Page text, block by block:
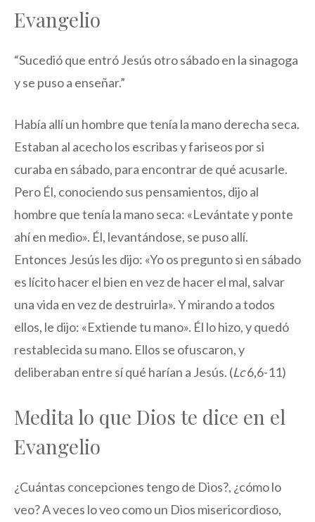
Evangelio
Sucedió que entró Jesús otro sábado en la sinagoga
y se puso a enseñar.
Había allí un hombre que tenía la mano derecha seca.
Estaban al acecho los escribas y fariseos por si
curaba en sábado, para encontrar de qué acusarle.
Pero Él, conociendo sus pensamientos, dijo al
hombre que tenía la mano seca: «Levántate y ponte
ahí en medio». Él, levantándose, se puso allí.
Entonces Jesús les dijo: «Yo os pregunto si en sábado
es lícito hacer el bien en vez de hacer el mal, salvar
una vida en vez de destruirla». Y mirando a todos
ellos, le dijo: «Extiende tu mano». Él lo hizo, y quedó
restablecida su mano. Ellos se ofuscaron, y
deliberaban entre sí qué harían a Jesús. (Lc6,6-11)
Medita lo que Dios te dice en el
Evangelio
¿Cuántas concepciones tengo de Dios?, ¿cómo lo
veo? A veces lo veo como un Dios misericordioso,